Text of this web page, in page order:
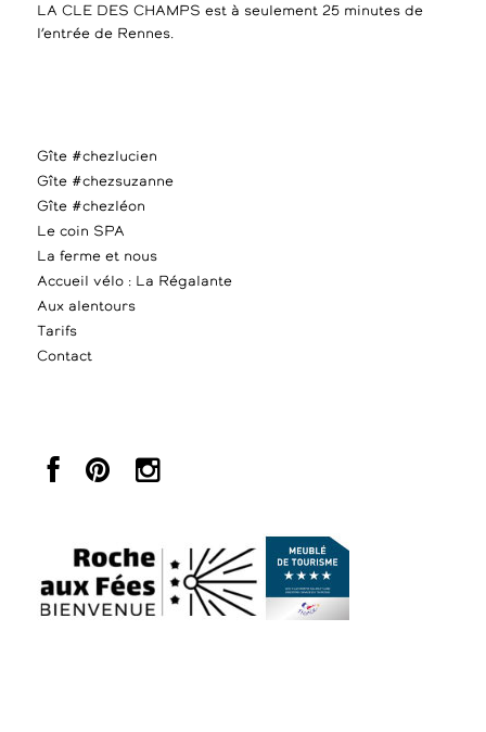
LA CLE DES CHAMPS est à seulement 25 minutes de
l’entrée de Rennes.
Gîte #chezlucien
Gîte #chezsuzanne
Gîte #chezléon
Le coin SPA
La ferme et nous
Accueil vélo : La Régalante
Aux alentours
Tarifs
Contact